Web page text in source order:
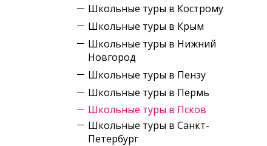
Школьные туры в Кострому
Школьные туры в Крым
Школьные туры в Нижний
Новгород
Школьные туры в Пензу
Школьные туры в Пермь
Школьные туры в Псков
Школьные туры в Санкт-
Петербург